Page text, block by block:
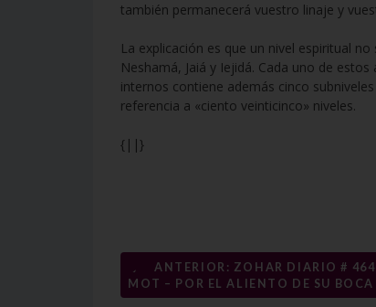
también permanecerá vuestro linaje y
La explicación es que un nivel espiritual
Neshamá, Jaiá y Iejidá. Cada uno de
internos contiene además cinco
referencia a «ciento veinticinco» niveles.
{||}
Navegación
de
←
ANTERIOR: ZOHAR DIARIO #
MOT – POR EL ALIENTO DE SU BOCA